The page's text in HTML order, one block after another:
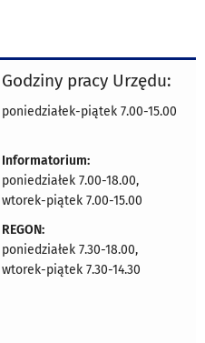
Godziny pracy Urzędu:
poniedziałek-piątek 7.00-15.00
Informatorium:
poniedziałek 7.00-18.00,
wtorek-piątek 7.00-15.00
REGON:
poniedziałek 7.30-18.00,
wtorek-piątek 7.30-14.30